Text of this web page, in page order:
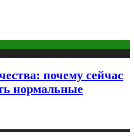
почему сейчас
нормальные